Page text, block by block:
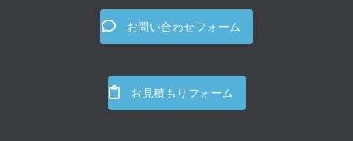
お問い合わせフォーム
お見積もりフォーム